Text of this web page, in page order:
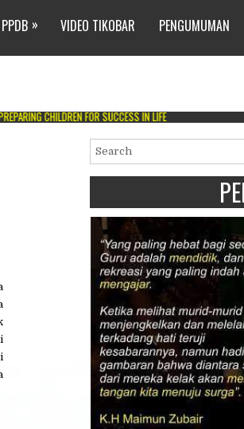
» VIDEO TIKOBAR PENGUMUMAN
FOR SUCCESS IN LIFE